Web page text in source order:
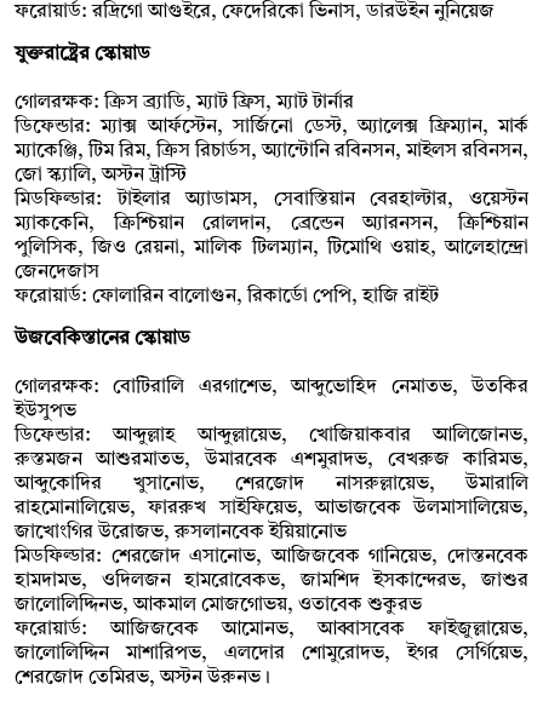
ফরোয়ার্ড: রদ্রিগো আগুইরে, ফেদেরিকো ভিনাস, ডারউইন নুনিয়েজ
যুক্তরাষ্ট্রের স্কোয়াড
গোলরক্ষক: ক্রিস ব্র্যাডি, ম্যাট ফ্রিস, ম্যাট টার্নার
ডিফেন্ডার: ম্যাক্স আর্ফস্টেন, সার্জিনো ডেস্ট, অ্যালেক্স ফ্রিম্যান, মার্ক
ম্যাকেঞ্জি, টিম রিম, ক্রিস রিচার্ডস, অ্যান্টোনি রবিনসন, মাইলস রবিনসন,
জো স্ক্যালি, অস্টন ট্রাস্টি
মিডফিল্ডার: টাইলার অ্যাডামস, সেবাস্তিয়ান বেরহাল্টার, ওয়েস্টন
ম্যাককেনি, ক্রিশ্চিয়ান রোলদান, ব্রেন্ডেন অ্যারনসন, ক্রিশ্চিয়ান
পুলিসিক, জিও রেয়না, মালিক টিলম্যান, টিমোথি ওয়াহ, আলেহান্দ্রো
জেনদেজাস
ফরোয়ার্ড: ফোলারিন বালোগুন, রিকার্ডো পেপি, হাজি রাইট
উজবেকিস্তানের স্কোয়াড
গোলরক্ষক: বোটিরালি এরগাশেভ, আব্দুভোহিদ নেমাতভ, উতকির
ইউসুপভ
ডিফেন্ডার: আব্দুল্লাহ আব্দুল্লায়েভ, খোজিয়াকবার আলিজোনভ,
রুস্তমজন আশুরমাতভ, উমারবেক এশমুরাদভ, বেখরুজ কারিমভ,
আব্দুকোদির খুসানোভ, শেরজোদ নাসরুল্লায়েভ, উমারালি
রাহমোনালিয়েভ, ফাররুখ সাইফিয়েভ, আভাজবেক উলমাসালিয়েভ,
জাখোংগির উরোজভ, রুসলানবেক ইয়িয়ানোভ
মিডফিল্ডার: শেরজোদ এসানোভ, আজিজবেক গানিয়েভ, দোস্তনবেক
হামদামভ, ওদিলজন হামরোবেকভ, জামশিদ ইসকান্দেরভ, জাশুর
জালোলিদ্দিনভ, আকমাল মোজগোভয়, ওতাবেক শুকুরভ
ফরোয়ার্ড: আজিজবেক আমোনভ, আব্বাসবেক ফাইজুল্লায়েভ,
জালোলিদ্দিন মাশারিপভ, এলদোর শোমুরোদভ, ইগর সের্গিয়েভ,
শেরজোদ তেমিরভ, অস্টন উরুনভ।